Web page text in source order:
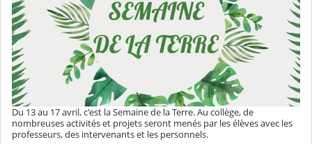
Du 13 au 17 avril, c'est la Semaine de la Terre. Au collège, de
nombreuses activités et projets seront menés par les élèves avec les
professeurs, des intervenants et les personnels.